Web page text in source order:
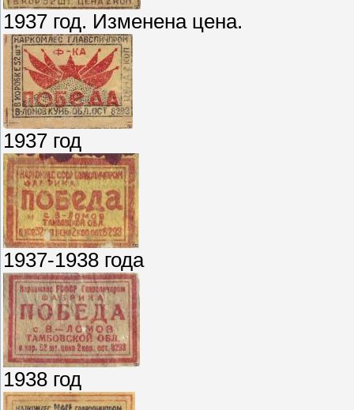
1937 год. Изменена цена.
1937 год
1937-1938 года
1938 год